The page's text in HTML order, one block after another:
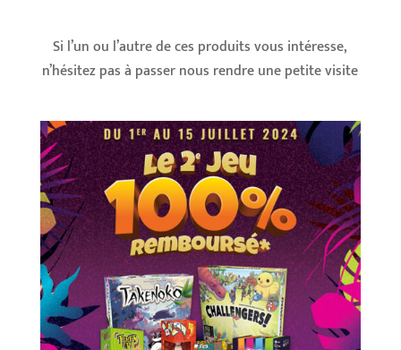
Si l’un ou l’autre de ces produits vous intéresse,
n’hésitez pas à passer nous rendre une petite visite